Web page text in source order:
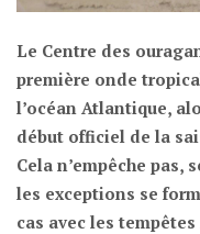
Le Centre des
première onde
l’océan Atlantique,
début officiel de la
Cela n’empêche
les exceptions se
cas avec les tempêtes